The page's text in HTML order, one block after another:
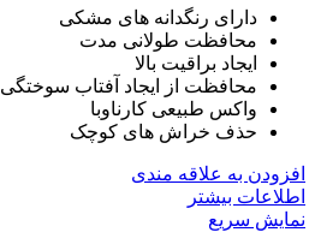
دارای رنگدانه های مشکی
محافظت طولانی مدت
ایجاد براقیت بالا
محافظت از ایجاد آفتاب سوختگی
واکس طبیعی کارناوبا
حذف خراش های کوچک
افزودن به علاقه مندی
اطلاعات بیشتر
نمایش سریع